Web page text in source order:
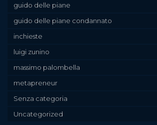
guido delle piane
guido delle piane condannato
inchieste
luigi zunino
massimo palombella
metapreneur
Senza categoria
Uncategorized